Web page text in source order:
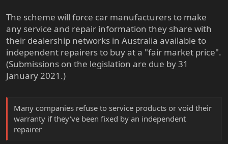
The scheme will force car manufacturers to make
any service and repair information they share with
their dealership networks in Australia available to
independent repairers to buy at a "fair market price".
(Submissions on the legislation are due by 31
January 2021.)
Many companies refuse to service products or void their
warranty if they've been fixed by an independent
repairer